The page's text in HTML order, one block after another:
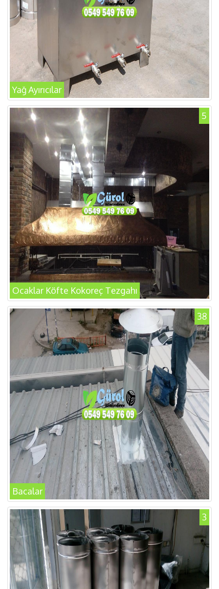
Yağ Ayırıcılar
5
Ocaklar Köfte Kokoreç Tezgahı
38
Bacalar
3